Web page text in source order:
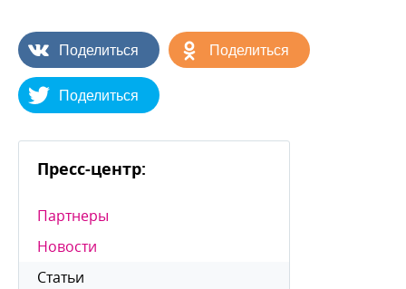
Поделиться Поделиться
Поделиться
Пресс-центр:
Партнеры
Новости
Статьи